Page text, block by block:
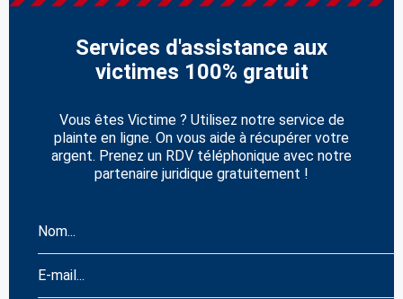
Services d'assistance aux
victimes 100% gratuit
Vous êtes Victime ? Utilisez notre service de
plainte en ligne. On vous aide à récupérer votre
argent. Prenez un RDV téléphonique avec notre
partenaire juridique gratuitement !